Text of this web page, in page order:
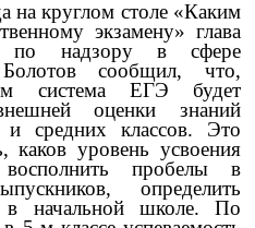
круглом столе «Каким
экзамену» глава
по надзору в сфере
сообщил, что,
система ЕГЭ будет
оценки знаний
и средних классов. Это
каков уровень усвоения
пробелы в
определить
в начальной школе. По